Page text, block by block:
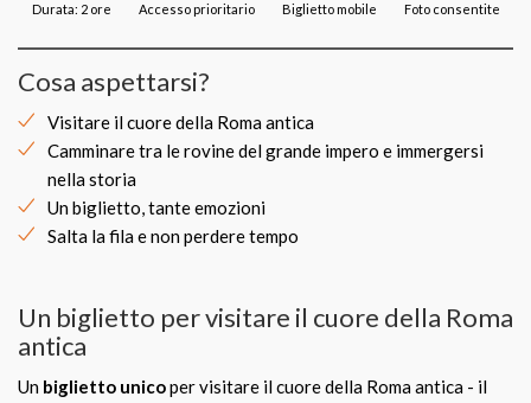
Durata: 2 ore Accesso prioritario Biglietto mobile Foto consentite
Cosa aspettarsi?
Visitare il cuore della Roma antica
Camminare tra le rovine del grande impero e immergersi
nella storia
Un biglietto, tante emozioni
Salta la fila e non perdere tempo
Un biglietto per visitare il cuore della Roma
antica
Un biglietto unicoper visitare il cuore della Roma antica - il